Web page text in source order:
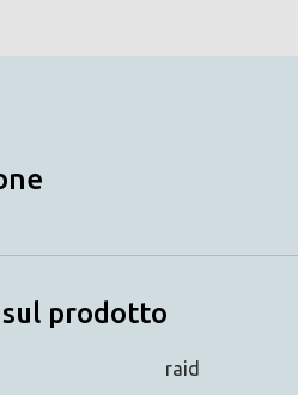
prodotto
raid